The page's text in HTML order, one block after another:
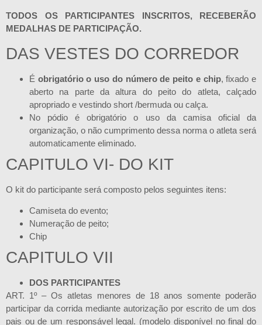
TODOS OS PARTICIPANTES INSCRITOS, RECEBERÃO
MEDALHAS DE PARTICIPAÇÃO.
DAS VESTES DO CORREDOR
É obrigatório o uso do número de peito e chip, fixado e
aberto na parte da altura do peito do atleta, calçado
apropriado e vestindo short /bermuda ou calça.
No pódio é obrigatório o uso da camisa oficial da
organização, o não cumprimento dessa norma o atleta será
automaticamente eliminado.
CAPITULO VI- DO KIT
O kit do participante será composto pelos seguintes itens:
Camiseta do evento;
Numeração de peito;
Chip
CAPITULO VII
DOS PARTICIPANTES
ART. 1º – Os atletas menores de 18 anos somente poderão
participar da corrida mediante autorização por escrito de um dos
pais ou de um responsável legal. (modelo disponível no final do